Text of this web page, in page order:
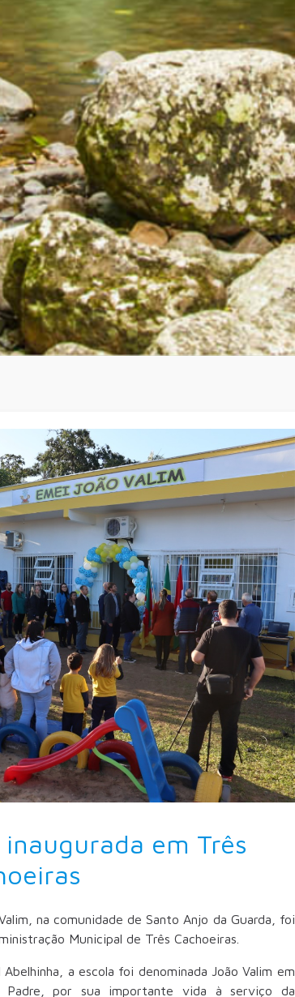
inaugurada em Três
na comunidade de Santo Anjo da Guarda, foi
Municipal de Três Cachoeiras.
a escola foi denominada João Valim em
Padre, por sua importante vida à serviço da